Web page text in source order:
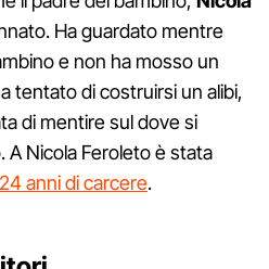
Ha guardato mentre
e non ha mosso un
tentato di costruirsi un alibi,
di mentire sul dove si
A Nicola Feroleto è stata
anni di carcere.